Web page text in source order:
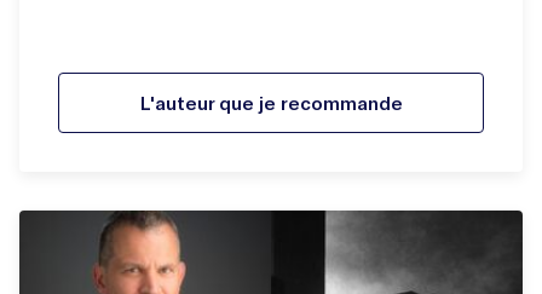
L'auteur que je recommande